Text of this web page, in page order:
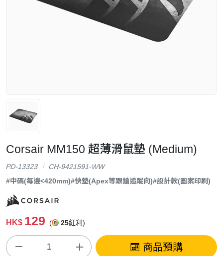
Corsair MM150 超薄滑鼠墊 (Medium)
PD-13323
CH-9421591-WW
#中碼(每邊<420mm)#快墊(Apex等跟鎗追蹤向)#設計款(圖案印刷)
HK$ 129 ( 25紅利)
商品預購